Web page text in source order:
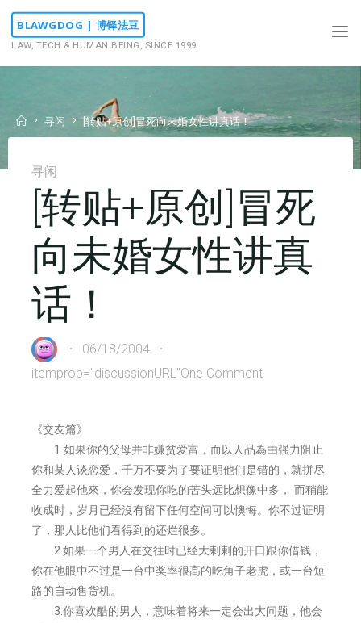
Skip
content
BLAWGDOG | 博铎法豆
LAW, TECH & HUMAN BEING, SINCE 1999
Home
寻闲 [转贴+原创]冒死向未婚女性讲真话！
寻闲
[转贴+原创]冒死
向未婚女性讲真
话！
06/18/2004
itemprop="discussionURL"One Comment
《交友篇》
1 如果你的父母并非嫌贫爱富，而以人品為由强力阻止
你和某人谈恋爱，千万不要为了要证明他们是错的，就拼尽
全力爱起他來，你会发现你吃的苦头远比想像中多， 而稍能
收成时，岁月已经沒有留下任何空间可以懊悔。你不过证明
了，那人比他们看得到的还烂很多。
2.如果一个男人在交往时已经大剌剌的开口跟你借钱，
你在他眼中不过是一台中奖率很高的吃角子老虎，或一台短
路的自动售货机。
3.你喜欢酷的男人，意味着将来一定会出大问题，他会